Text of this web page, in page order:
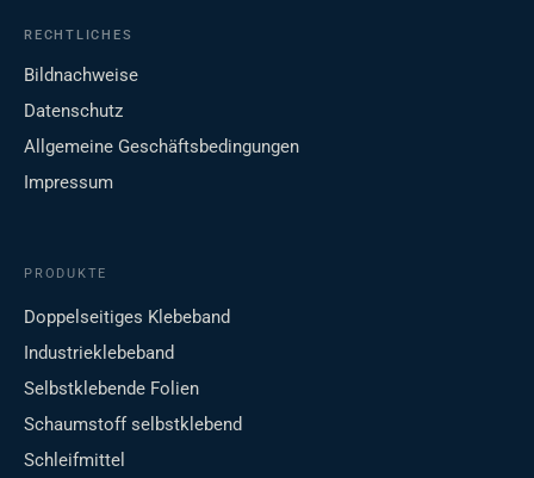
RECHTLICHES
Bildnachweise
Datenschutz
Allgemeine Geschäftsbedingungen
Impressum
PRODUKTE
Doppelseitiges Klebeband
Industrieklebeband
Selbstklebende Folien
Schaumstoff selbstklebend
Schleifmittel